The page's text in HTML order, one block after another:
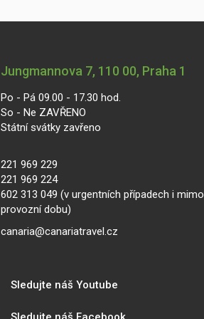
Jungmannova 7, 110 00, Praha 1
Po - Pá 09.00 - 17.30 hod.
So - Ne ZAVŘENO
Státní svátky zavřeno
221 969 229
221 969 224
602 313 049 (v urgentních případech i mimo
provozní dobu)
canaria@canariatravel.cz
Sledujte náš Youtube